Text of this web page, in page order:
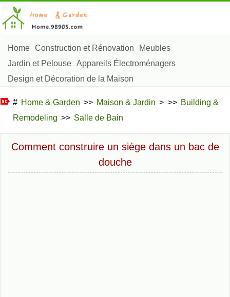
Home Construction et Rénovation
Meubles
Jardin et Pelouse Appareils Électroménagers
Design et Décoration de la Maison
Aménagement et Construction Extérieure
# Home & Garden >> Maison & Jardin > >> Building &
Remodeling >> Salle de Bain
Comment construire un siège dans un bac de
douche